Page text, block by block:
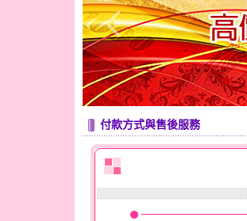
付款方式與售後服務